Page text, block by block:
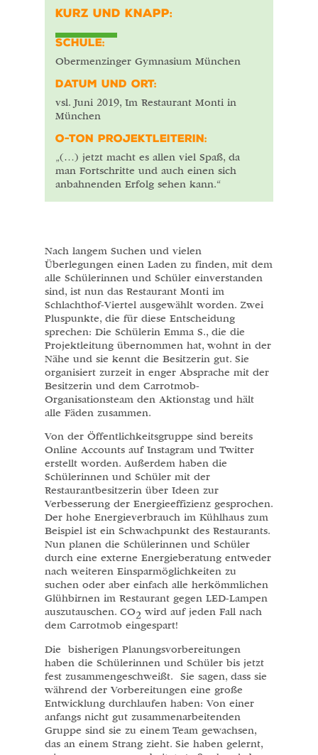
KURZ UND KNAPP:
SCHULE:
Obermenzinger Gymnasium München
DATUM UND ORT:
vsl. Juni 2019, Im Restaurant Monti in
München
O-TON PROJEKTLEITERIN:
„(…) jetzt macht es allen viel Spaß, da
man Fortschritte und auch einen sich
anbahnenden Erfolg sehen kann.“
Nach langem Suchen und vielen
Überlegungen einen Laden zu finden, mit dem
alle Schülerinnen und Schüler einverstanden
sind, ist nun das Restaurant Monti im
Schlachthof-Viertel ausgewählt worden. Zwei
Pluspunkte, die für diese Entscheidung
sprechen: Die Schülerin Emma S., die die
Projektleitung übernommen hat, wohnt in der
Nähe und sie kennt die Besitzerin gut. Sie
organisiert zurzeit in enger Absprache mit der
Besitzerin und dem Carrotmob-
Organisationsteam den Aktionstag und hält
alle Fäden zusammen.
Von der Öffentlichkeitsgruppe sind bereits
Online Accounts auf Instagram und Twitter
erstellt worden. Außerdem haben die
Schülerinnen und Schüler mit der
Restaurantbesitzerin über Ideen zur
Verbesserung der Energieeffizienz gesprochen.
Der hohe Energieverbrauch im Kühlhaus zum
Beispiel ist ein Schwachpunkt des Restaurants.
Nun planen die Schülerinnen und Schüler
durch eine externe Energieberatung entweder
nach weiteren Einsparmöglichkeiten zu
suchen oder aber einfach alle herkömmlichen
Glühbirnen im Restaurant gegen LED-Lampen
auszutauschen. CO2 wird auf jeden Fall nach
dem Carrotmob eingespart!
Die bisherigen Planungsvorbereitungen
haben die Schülerinnen und Schüler bis jetzt
fest zusammengeschweißt. Sie sagen, dass sie
während der Vorbereitungen eine große
Entwicklung durchlaufen haben: Von einer
anfangs nicht gut zusammenarbeitenden
Gruppe sind sie zu einem Team gewachsen,
das an einem Strang zieht. Sie haben gelernt,